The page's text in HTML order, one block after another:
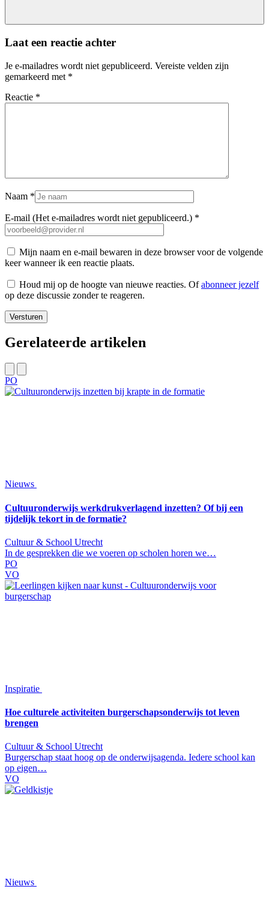
Laat een reactie achter
Je e-mailadres wordt niet gepubliceerd. Vereiste velden zijn
gemarkeerd met *
Reactie *
Naam *
E-mail (Het e-mailadres wordt niet gepubliceerd.) *
Mijn naam en e-mail bewaren in deze browser voor de volgende
keer wanneer ik een reactie plaats.
Houd mij op de hoogte van nieuwe reacties. Ofabonneer jezelf
op deze discussie zonder te reageren.
Gerelateerde artikelen
PO
Nieuws
Cultuuronderwijs werkdrukverlagend inzetten? Of bij een
tijdelijk tekort in de formatie?
Cultuur & School Utrecht
In de gesprekken die we voeren op scholen horen we…
PO
VO
Inspiratie
Hoe culturele activiteiten burgerschapsonderwijs tot leven
brengen
Cultuur & School Utrecht
Burgerschap staat hoog op de onderwijsagenda. Iedere school kan
op eigen…
VO
Nieuws